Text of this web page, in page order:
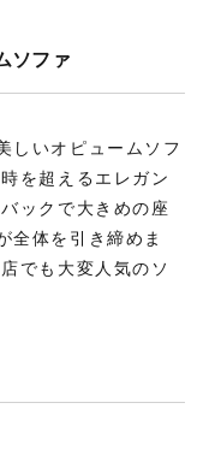
ソファ
しいオピュームソフ
を超えるエレガン
ックで大きめの座
全体を引き締めま
でも大変人気のソ